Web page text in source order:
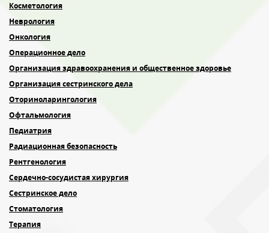
Косметология
Неврология
Онкология
Операционное дело
Организация здравоохранения и общественное здоровье
Организация сестринского дела
Оториноларингология
Офтальмология
Педиатрия
Радиационная безопасность
Рентгенология
Сердечно-сосудистая хирургия
Сестринское дело
Стоматология
Терапия